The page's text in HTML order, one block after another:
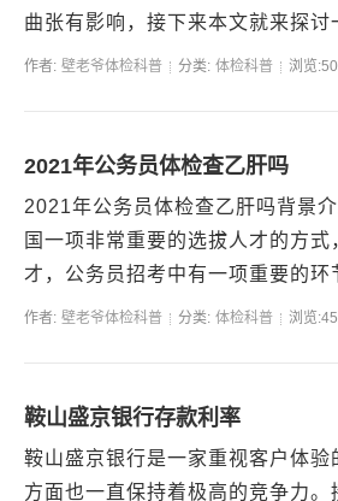
曲张有影响，接下来本文就来探讨
曲张的症状和影响静脉曲张通常会
作者: 壁老爷体检科普 分类: 体检科普 浏览
2021年公务员体检查乙肝吗
2021年公务员体检查乙肝吗背景
国一项非常重要的选拔人才的方式
才，公务员招考中有一项重要的环
检过程中，乙肝检测一直是备受关
作者: 壁老爷体检科普 分类: 体检科普 浏览
鞍山盛京银行存款利率
鞍山盛京银行是一家重视客户体验
方面也一直保持着极高的竞争力。